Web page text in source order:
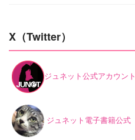
X（Twitter）
ジュネット公式アカウント
ジュネット電子書籍公式